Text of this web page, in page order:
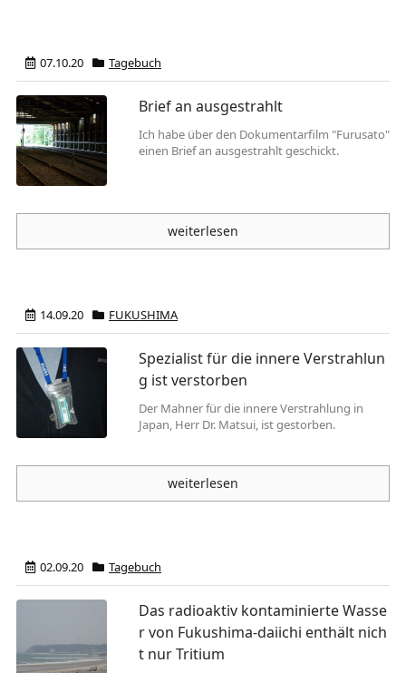
07.10.20 Tagebuch
Brief an ausgestrahlt
Ich habe über den Dokumentarfilm "Furusato"
einen Brief an ausgestrahlt geschickt.
weiterlesen
14.09.20 FUKUSHIMA
Spezialist für die innere Verstrahlun
g ist verstorben
Der Mahner für die innere Verstrahlung in
Japan, Herr Dr. Matsui, ist gestorben.
weiterlesen
02.09.20 Tagebuch
Das radioaktiv kontaminierte Wasse
r von Fukushima-daiichi enthält nich
t nur Tritium